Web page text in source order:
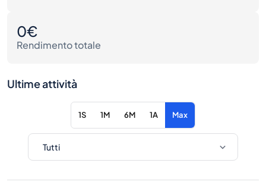
0€
Rendimento totale
Ultime attività
1S 1M 6M 1A Max